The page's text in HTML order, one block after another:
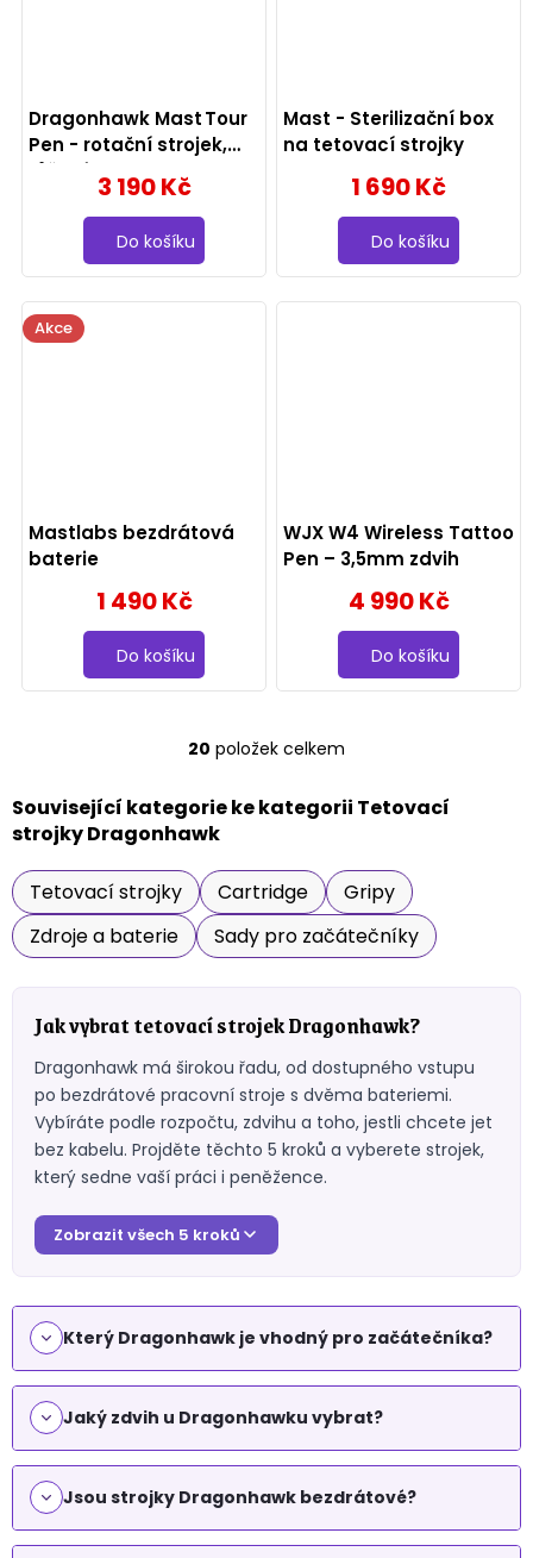
Dragonhawk Mast Tour
Pen - rotační strojek,
růžový 3 190 Kč
Do košíku
Mast - Sterilizační box
na tetovací strojky
1 690 Kč
Do košíku
Akce
Mastlabs bezdrátová
baterie
1 490 Kč
Do košíku
WJX W4 Wireless Tattoo
Pen – 3,5mm zdvih
4 990 Kč
Do košíku
O
l
a
c
í
p
r
v
y
v
ý
p
i
s
u
20 položek celkem
Související kategorie ke kategorii Tetovací
strojky Dragonhawk
Tetovací strojky Cartridge
Gripy
Zdroje a baterie
Sady pro začátečníky
Jak vybrat tetovací strojek Dragonhawk?
Dragonhawk má širokou řadu, od dostupného vstupu
po bezdrátové pracovní stroje s dvěma bateriemi.
Vybíráte podle rozpočtu, zdvihu a toho, jestli chcete jet
bez kabelu. Projděte těchto 5 kroků a vyberete strojek,
který sedne vaší práci i peněžence.
Zobrazit všech 5 kroků
Který Dragonhawk je vhodný pro začátečníka?
Jaký zdvih u Dragonhawku vybrat?
Jsou strojky Dragonhawk bezdrátové?